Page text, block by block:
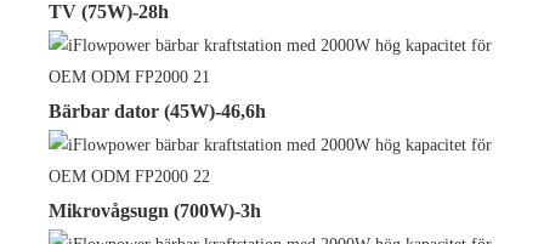
TV (75W)-28h
Bärbar dator (45W)-46,6h
Mikrovågsugn (700W)-3h